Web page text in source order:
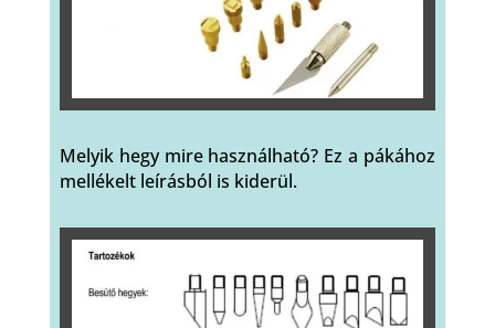
Melyik hegy mire használható? Ez a pákához
mellékelt leírásból is kiderül.